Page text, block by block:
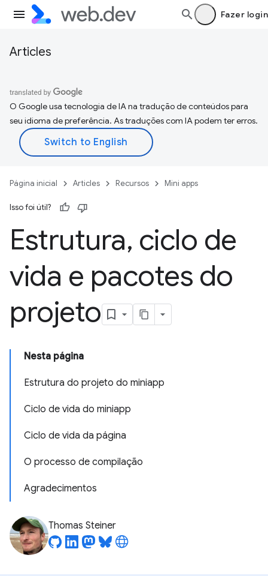
Fazer login
Articles
O Google usa tecnologia de IA na tradução de conteúdos para
seu idioma de preferência. As traduções com IA podem ter erros.
Página inicial Articles Recursos Mini apps
Isso foi útil?
Estrutura, ciclo de
vida e pacotes do
projeto
Nesta página
Estrutura do projeto do miniapp
Ciclo de vida do miniapp
Ciclo de vida da página
O processo de compilação
Agradecimentos
Thomas Steiner